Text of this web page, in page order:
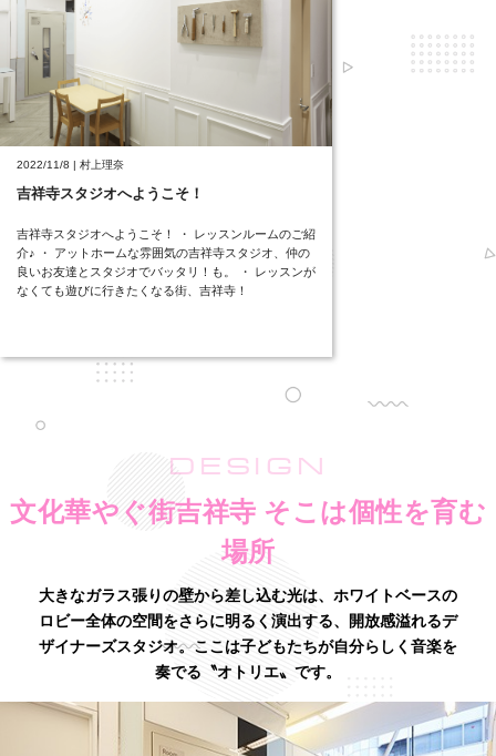
2022/11/8 | 村上理奈
吉祥寺スタジオへようこそ！
吉祥寺スタジオへようこそ！ ・ レッスンルームのご紹
介♪ ・ アットホームな雰囲気の吉祥寺スタジオ、仲の
良いお友達とスタジオでバッタリ！も。 ・ レッスンが
なくても遊びに行きたくなる街、吉祥寺！
DESIGN
文化華やぐ街吉祥寺 そこは個性を育む
場所
大きなガラス張りの壁から差し込む光は、ホワイトベースの
ロビー全体の空間をさらに明るく演出する、 開放感溢れるデ
ザイナーズスタジオ。ここは子どもたちが自分らしく音楽を
奏でる〝オトリエ〟です。